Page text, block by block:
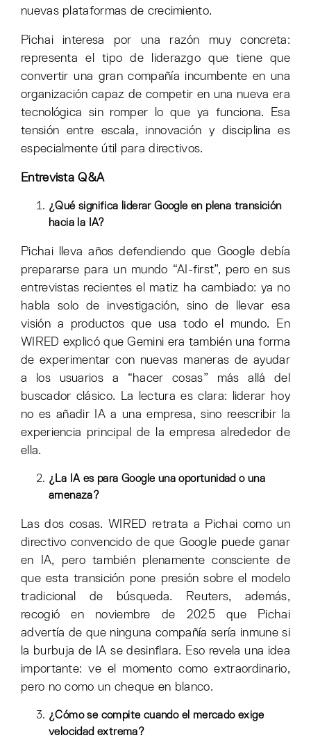
nuevas plataformas de crecimiento.
Pichai interesa por una razón muy concreta:
representa el tipo de liderazgo que tiene que
convertir una gran compañía incumbente en una
organización capaz de competir en una nueva era
tecnológica sin romper lo que ya funciona. Esa
tensión entre escala, innovación y disciplina es
especialmente útil para directivos.
Entrevista Q&A
¿Qué significa liderar Google en plena transición
hacia la IA?
Pichai lleva años defendiendo que Google debía
prepararse para un mundo “AI-first”, pero en sus
entrevistas recientes el matiz ha cambiado: ya no
habla solo de investigación, sino de llevar esa
visión a productos que usa todo el mundo. En
WIRED explicó que Gemini era también una forma
de experimentar con nuevas maneras de ayudar
a los usuarios a “hacer cosas” más allá del
buscador clásico. La lectura es clara: liderar hoy
no es añadir IA a una empresa, sino reescribir la
experiencia principal de la empresa alrededor de
ella.
¿La IA es para Google una oportunidad o una
amenaza?
Las dos cosas. WIRED retrata a Pichai como un
directivo convencido de que Google puede ganar
en IA, pero también plenamente consciente de
que esta transición pone presión sobre el modelo
tradicional de búsqueda. Reuters, además,
recogió en noviembre de 2025 que Pichai
advertía de que ninguna compañía sería inmune si
la burbuja de IA se desinflara. Eso revela una idea
importante: ve el momento como extraordinario,
pero no como un cheque en blanco.
¿Cómo se compite cuando el mercado exige
velocidad extrema?